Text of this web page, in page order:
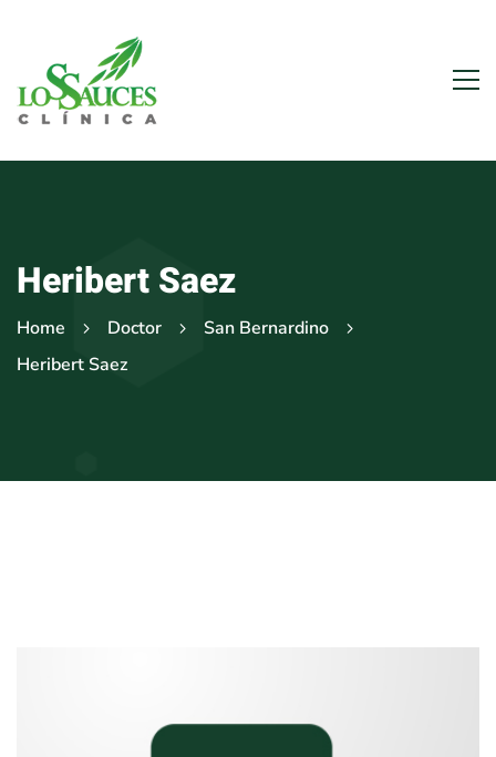
Heribert Saez
Home Doctor
San Bernardino
Heribert Saez